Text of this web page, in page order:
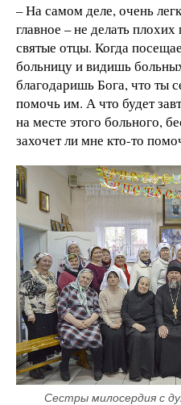
– На самом деле, очень
главное – не делать
святые отцы. Когда
больницу и видишь
благодаришь Бога, что ты
помочь им. А что будет
на месте этого больного,
захочет ли мне кто-то
Сестры милосердия с